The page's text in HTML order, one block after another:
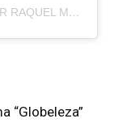
UMA PUBLICAÇÃO COMPARTILHADA POR RAQUEL MOREIRA (@BYRAQUELMOREIRA)
“Globeleza”